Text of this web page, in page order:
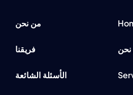
من نحن
فريقنا
الأسئلة الشائعة